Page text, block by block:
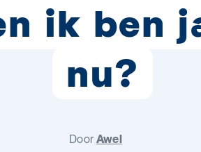
ik ben
nu?
DoorAwel